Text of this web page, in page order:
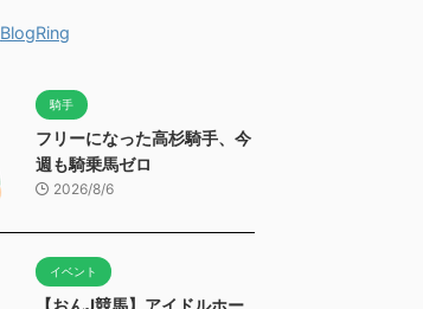
BlogRing
騎手
フリーになった高杉騎手、今
週も騎乗馬ゼロ
2026/8/6
イベント
【おんJ競馬】アイドルホー